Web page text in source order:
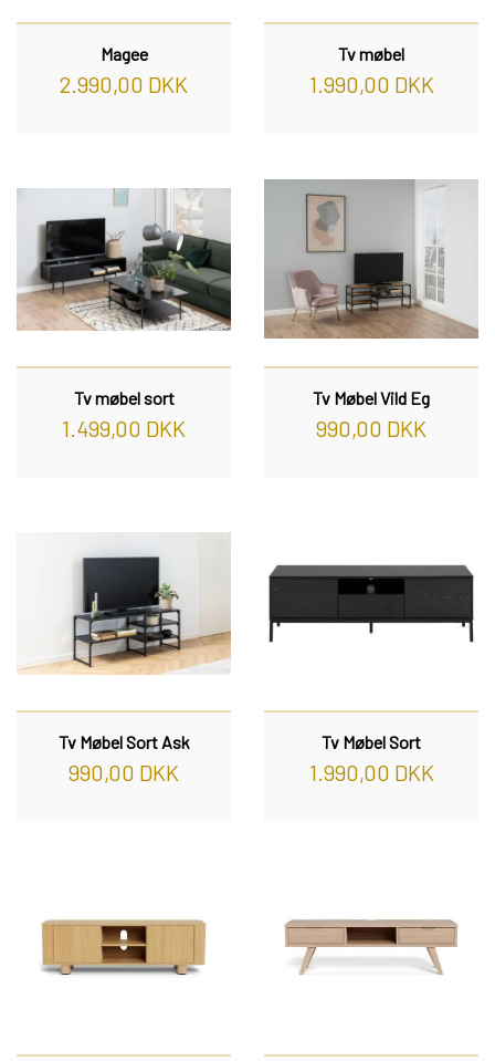
Magee
2.990,00 DKK
Tv møbel
1.990,00 DKK
Tv møbel sort
1.499,00 DKK
Tv Møbel Vild Eg
990,00 DKK
Tv Møbel Sort Ask
990,00 DKK
Tv Møbel Sort
1.990,00 DKK